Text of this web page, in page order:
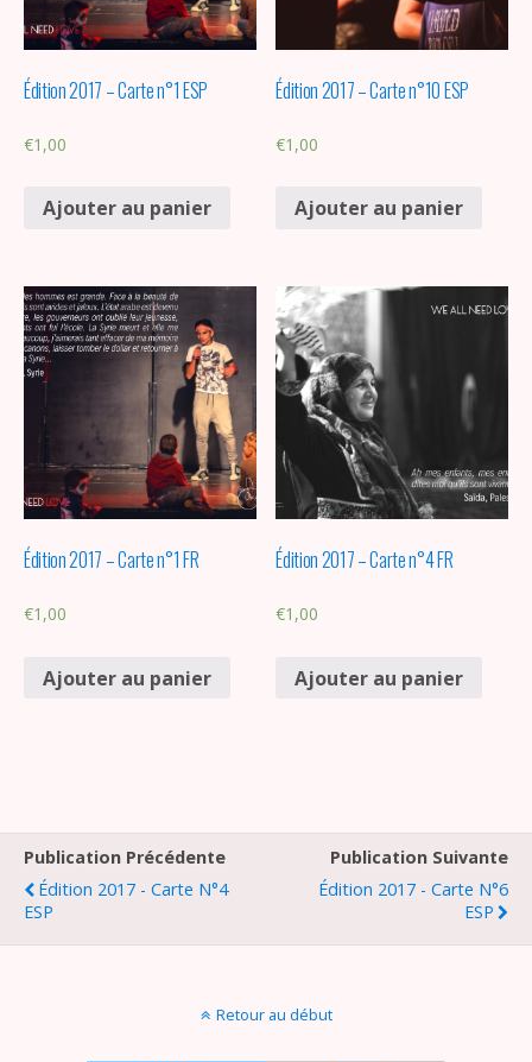
Édition 2017 – Carte n°1 ESP
€1,00
Ajouter au panier
Édition 2017 – Carte n°10 ESP
€1,00
Ajouter au panier
Édition 2017 – Carte n°1 FR
€1,00
Ajouter au panier
Édition 2017 – Carte n°4 FR
€1,00
Ajouter au panier
Publication Précédente
Édition 2017 - Carte N°4
ESP
Publication Suivante
Édition 2017 - Carte N°6
ESP
Retour au début